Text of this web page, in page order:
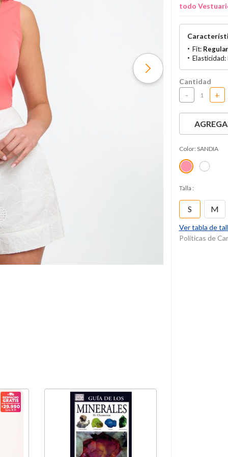
todo
Fit: Regular
Elasticidad:
Cantidad
- +
Color: SANDIA
Talla :
S M
Ver tabla de
Políticas de